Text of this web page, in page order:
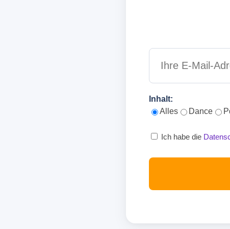
Inhalt:
Alles
Dance
Ich habe die